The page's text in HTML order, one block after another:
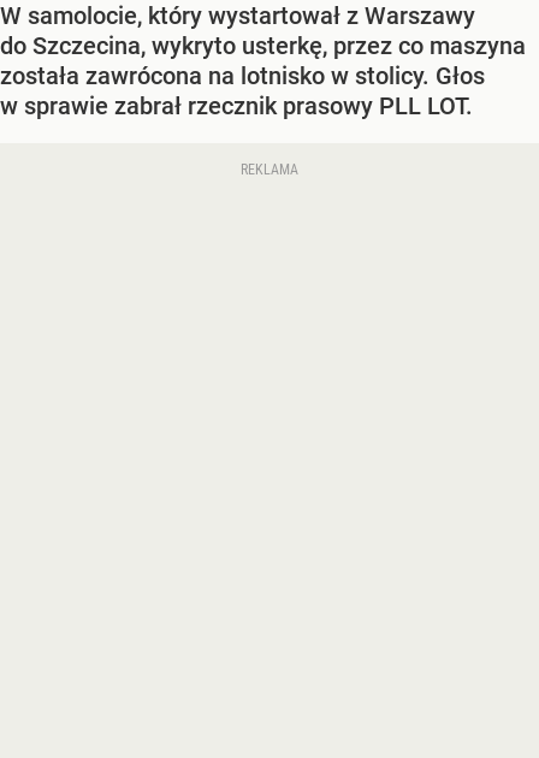
W samolocie, który wystartował z Warszawy
do Szczecina, wykryto usterkę, przez co maszyna
została zawrócona na lotnisko w stolicy. Głos
w sprawie zabrał rzecznik prasowy PLL LOT.